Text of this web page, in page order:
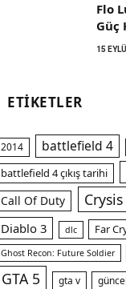
Flo
Güç
15
ETIKETLER
2014 battlefield 4
battlefield 4 çıkış tarihi
Call Of Duty
Diablo 3 dlc Far
Ghost Recon: Future Soldier
GTA 5 gta v